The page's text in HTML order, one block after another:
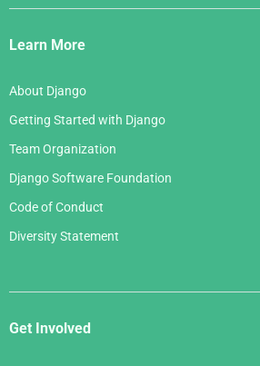
Django
Links
Learn More
About Django
Getting Started with Django
Team Organization
Django Software Foundation
Code of Conduct
Diversity Statement
Get Involved